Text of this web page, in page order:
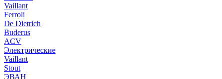
Vaillant
Ferroli
De Dietrich
Buderus
ACV
Электрические
Vaillant
Stout
ЭВАН